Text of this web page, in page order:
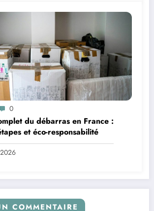
0
du débarras en France :
et éco-responsabilité
COMMENTAIRE